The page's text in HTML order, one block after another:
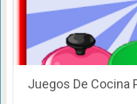
Juegos De Cocina